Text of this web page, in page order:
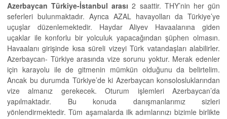
Azerbaycan Türkiye-İstanbul arası 2 saattir. THY’nin her gün
seferleri bulunmaktadır. Ayrıca AZAL havayolları da Türkiye’ye
uçuşlar düzenlemektedir. Haydar Aliyev Havaalanına giden
uçaklar ile konforlu bir yolculuk yapacağından şüphen olmasın.
Havaalanı girişinde kısa süreli vizeyi Türk vatandaşları alabilirler.
Azerbaycan- Türkiye arasında vize sorunu yoktur. Merak edenler
için karayolu ile de gitmenin mümkün olduğunu da belirtelim.
Ancak bu durumda Türkiye’de ki Azerbaycan konsolosluklarından
vize almanız gerekecek. Oturum işlemleri Azerbaycan’da
yapılmaktadır. Bu konuda danışmanlarımız sizleri
yönlendirmektedir. Tüm aşamalarda ilk adımlarınızı bizimle birlikte